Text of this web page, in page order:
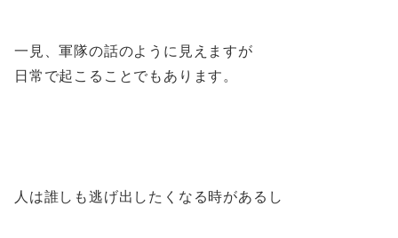
一見、軍隊の話のように見えますが
日常で起こることでもあります。
人は誰しも逃げ出したくなる時があるし